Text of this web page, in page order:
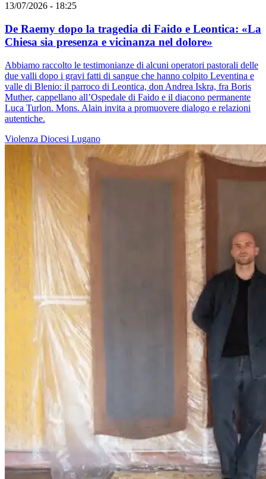
13/07/2026 - 18:25
De Raemy dopo la tragedia di Faido e Leontica: «La
Chiesa sia presenza e vicinanza nel dolore»
Abbiamo raccolto le testimonianze di alcuni operatori pastorali delle
due valli dopo i gravi fatti di sangue che hanno colpito Leventina e
valle di Blenio: il parroco di Leontica, don Andrea Iskra, fra Boris
Muther, cappellano all’Ospedale di Faido e il diacono permanente
Luca Turlon. Mons. Alain invita a promuovere dialogo e relazioni
autentiche.
Violenza Diocesi Lugano